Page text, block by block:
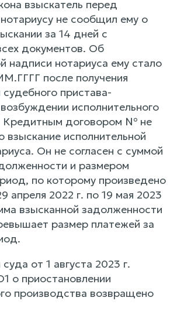
взыскатель перед
не сообщил ему о
за 14 дней с
документов. Об
надписи нотариуса ему стало
после получения
судебного пристава-
исполнительного
Кредитным договором № не
взыскание исполнительной
Он не согласен с суммой
и размером
по которому произведено
апреля 2022 г. по 19 мая 2023
взысканной задолженности
размер платежей за
от 1 августа 2023 г.
о приостановлении
производства возвращено